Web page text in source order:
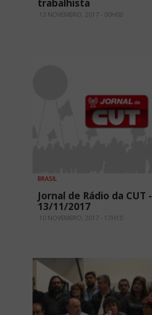
trabalhista
13 NOVEMBRO, 2017 - 00H00
BRASIL
Jornal de Rádio da CUT -
13/11/2017
10 NOVEMBRO, 2017 - 17H10